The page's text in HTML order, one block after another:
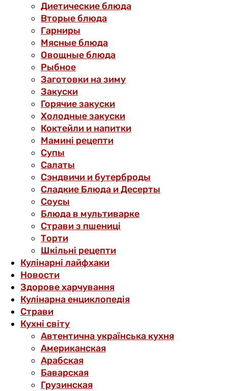
Диетические блюда
Вторые блюда
Гарниры
Мясные блюда
Овощные блюда
Рыбное
Заготовки на зиму
Закуски
Горячие закуски
Холодные закуски
Коктейли и напитки
Мамині рецепти
Супы
Салаты
Сэндвичи и бутерброды
Сладкие Блюда и Десерты
Соусы
Блюда в мультиварке
Страви з пшениці
Торти
Шкільні рецепти
Кулінарні лайфхаки
Новости
Здорове харчування
Кулінарна енциклопедія
Страви
Кухні світу
Автентична українська кухня
Американская
Арабская
Баварская
Грузинская